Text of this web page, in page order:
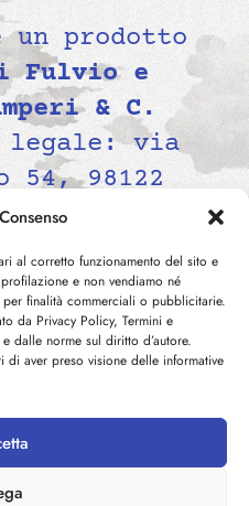
al corretto funzionamento del sito e
e non vendiamo né
finalità commerciali o pubblicitarie.
da Privacy Policy, Termini e
dalle norme sul diritto d’autore.
di aver preso visione delle informative
prodotto
Fulvio e
& C.
legale: via
54, 98122
P.IVA
-